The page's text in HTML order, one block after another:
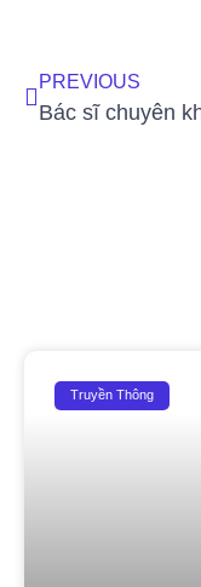
PREVIOUS
Truyền Thông